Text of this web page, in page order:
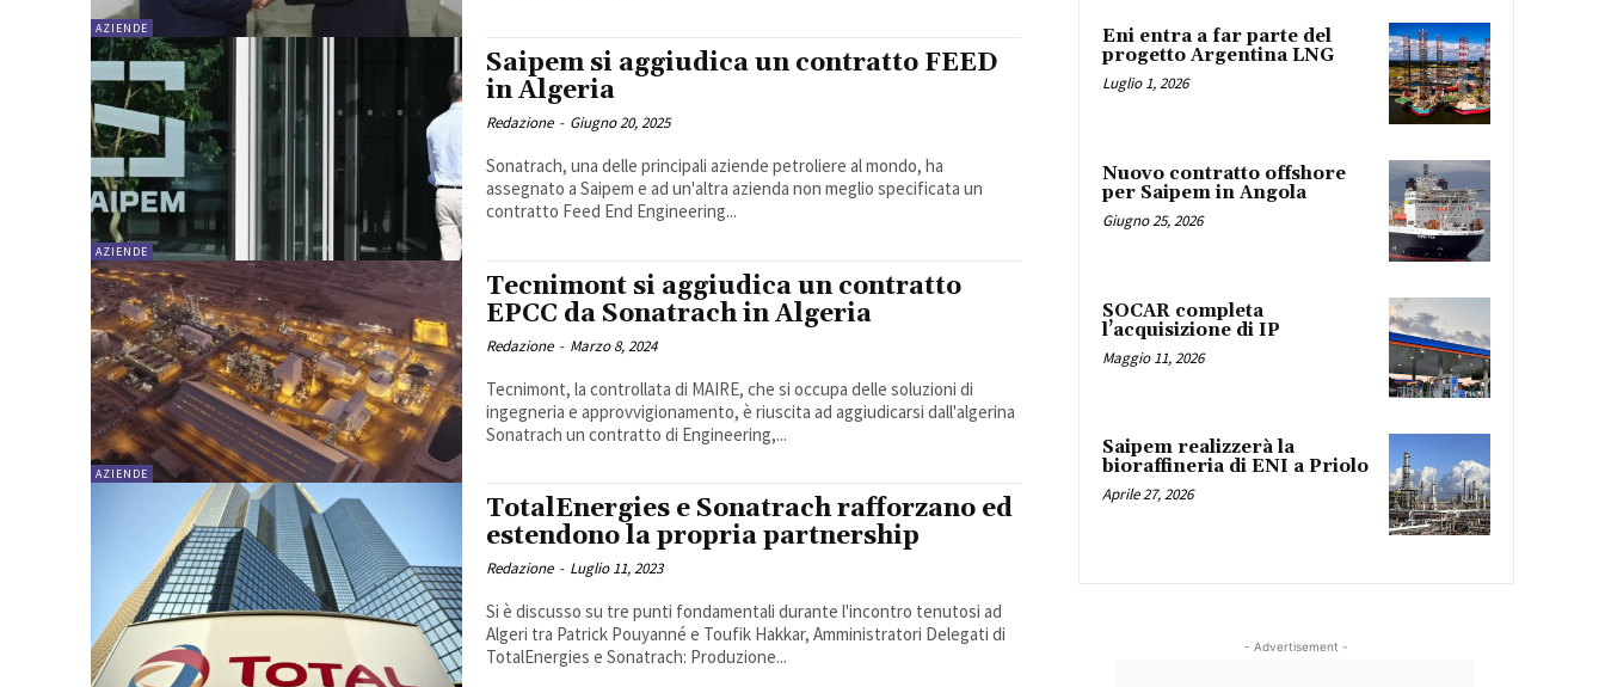
AZIENDE
AZIENDE
Saipem si aggiudica un contratto FEED
in Algeria
Redazione - Giugno 20, 2025
Sonatrach, una delle principali aziende petroliere al mondo, ha
assegnato a Saipem e ad un'altra azienda non meglio specificata un
contratto Feed End Engineering...
AZIENDE
Tecnimont si aggiudica un contratto
EPCC da Sonatrach in Algeria
Redazione - Marzo 8, 2024
Tecnimont, la controllata di MAIRE, che si occupa delle soluzioni di
ingegneria e approvvigionamento, è riuscita ad aggiudicarsi dall'algerina
Sonatrach un contratto di Engineering,...
TotalEnergies e Sonatrach rafforzano ed
estendono la propria partnership
Redazione - Luglio 11, 2023
Si è discusso su tre punti fondamentali durante l'incontro tenutosi ad
Algeri tra Patrick Pouyanné e Toufik Hakkar, Amministratori Delegati di
TotalEnergies e Sonatrach: Produzione...
Eni entra a far parte del
progetto Argentina LNG
Luglio 1, 2026
Nuovo contratto offshore
per Saipem in Angola
Giugno 25, 2026
SOCAR completa
l’acquisizione di IP
Maggio 11, 2026
Saipem realizzerà la
bioraffineria di ENI a Priolo
Aprile 27, 2026
- Advertisement -